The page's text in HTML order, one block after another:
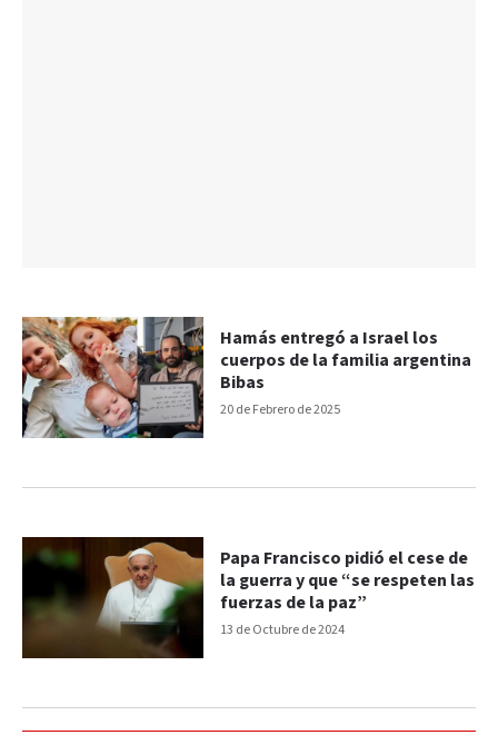
20 de Febrero de 2025
Hamás entregó a Israel los
cuerpos de la familia argentina
Bibas
13 de Octubre de 2024
Papa Francisco pidió el cese de
la guerra y que “se respeten las
fuerzas de la paz”